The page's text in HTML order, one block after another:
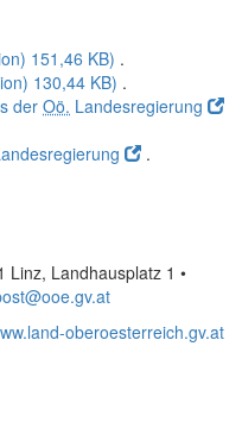
151,46 KB) .
130,44 KB) .
der Oö. Landesregierung
.
Linz, Landhausplatz 1 •
oberoesterreich.gv.at